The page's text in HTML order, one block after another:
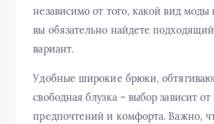
независимо от того, какой вид моды
вы обязательно найдете
вариант.
Удобные широкие брюки,
свободная блузка – выбор зависит
предпочтений и комфорта. Важно,